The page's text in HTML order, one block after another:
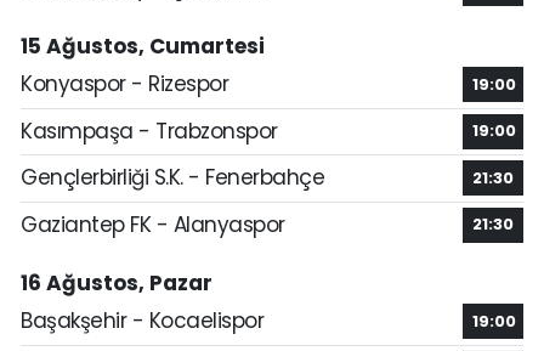
15 Ağustos, Cumartesi
Konyaspor - Rizespor
19:00
Kasımpaşa - Trabzonspor 19:00
Gençlerbirliği S.K. - Fenerbahçe 21:30
Gaziantep FK - Alanyaspor 21:30
16 Ağustos, Pazar
Başakşehir - Kocaelispor
19:00